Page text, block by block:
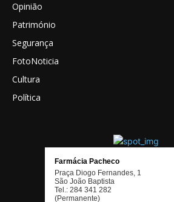
Opinião
Património
Segurança
FotoNoticia
Cultura
Política